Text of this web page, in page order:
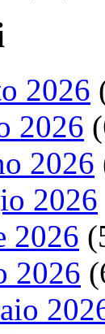
2026
2026
2026
2026
2026
2026